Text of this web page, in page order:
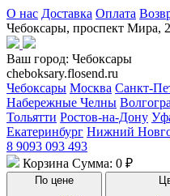
О нас Доставка Оплата
Чебоксары, проспект Мира,
Ваш город: Чебоксары
cheboksary.flosend.ru
Чебоксары Москва Санкт-
Набережные Челны
Тольятти Ростов-на-Дону
Екатеринбург Нижний
8 9093 093 493
Корзина Сумма: 0 ₽
По цене